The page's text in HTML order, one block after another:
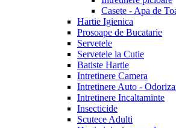
Casete - Apa de
Hartie Igienica
Prosoape de Bucatarie
Servetele
Servetele la Cutie
Batiste Hartie
Intretinere Camera
Intretinere Auto -
Intretinere Incaltaminte
Insecticide
Scutece Adulti